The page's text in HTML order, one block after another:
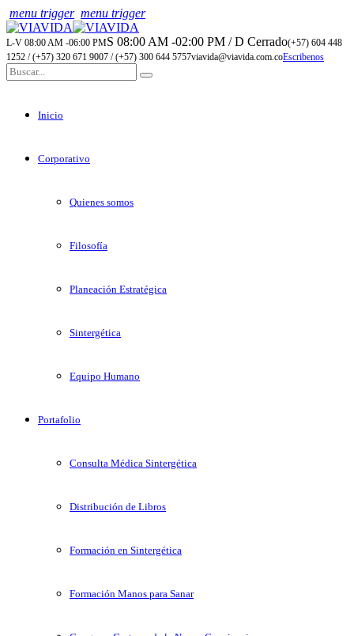
menu trigger menu trigger
L-V 08:00 AM -06:00 PMS 08:00 AM -02:00 PM / D Cerrado(+57) 604 448
1252 / (+57) 320 671 9007 / (+57) 300 644 5757viavida@viavida.com.coEscribenos
Inicio
Corporativo
Quienes somos
Filosofía
Planeación Estratégica
Sintergética
Equipo Humano
Portafolio
Consulta Médica Sintergética
Distribución de Libros
Formación en Sintergética
Formación Manos para Sanar